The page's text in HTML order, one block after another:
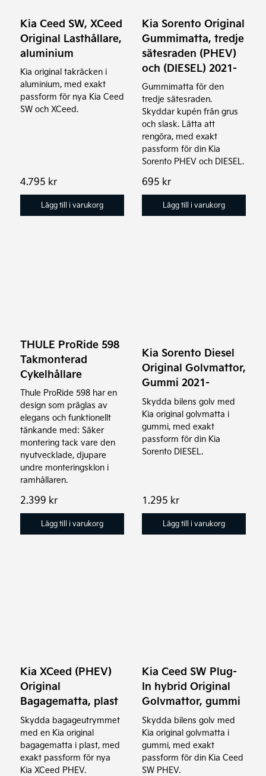
Kia Ceed SW, XCeed
Original Lasthållare,
aluminium
Kia original takräcken i
aluminium, med exakt
passform för nya Kia Ceed
SW och XCeed.
4.795 kr
Lägg till i varukorg
Kia Sorento Original
Gummimatta, tredje
sätesraden (PHEV)
och (DIESEL) 2021-
Gummimatta för den
tredje sätesraden.
Skyddar kupén från grus
och slask. Lätta att
rengöra, med exakt
passform för din Kia
Sorento PHEV och DIESEL.
695 kr
Lägg till i varukorg
THULE ProRide 598
Takmonterad
Cykelhållare
Thule ProRide 598 har en
design som präglas av
elegans och funktionellt
tänkande med: Säker
montering tack vare den
nyutvecklade, djupare
undre monteringsklon i
ramhållaren.
2.399 kr
Lägg till i varukorg
Kia Sorento Diesel
Original Golvmattor,
Gummi 2021-
Skydda bilens golv med
Kia original golvmatta i
gummi, med exakt
passform för din Kia
Sorento DIESEL.
1.295 kr
Lägg till i varukorg
Kia XCeed (PHEV)
Original
Bagagematta, plast
Skydda bagageutrymmet
med en Kia original
bagagematta i plast, med
exakt passform för nya
Kia XCeed PHEV.
Kia Ceed SW Plug-
In hybrid Original
Golvmattor, gummi
Skydda bilens golv med
Kia original golvmatta i
gummi, med exakt
passform för din Kia Ceed
SW PHEV.